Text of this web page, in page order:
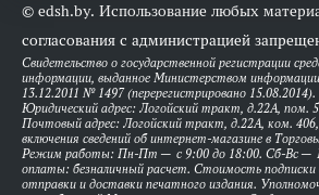
© edsh.by. Использование любых
согласования с администрацией
Свидетельство о государственной регистрации
информации, выданное Министерством информации
13.12.2011 № 1497 (перерегистрировано
Юридический адрес: Логойский тракт, д.22А, пом.
Почтовый адрес: Логойский тракт, д.22А, ком.
включения сведений об интернет-магазине в
Режим работы: Пн-Пт — с 9:00 до 18:00. Сб-Вс —
оплаты: безналичный расчет. Стоимость
отправки и доставки печатного издания.